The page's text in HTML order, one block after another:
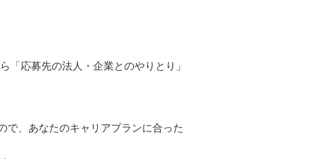
「応募先の法人・企業とのやりとり」
で、あなたのキャリアプランに合った